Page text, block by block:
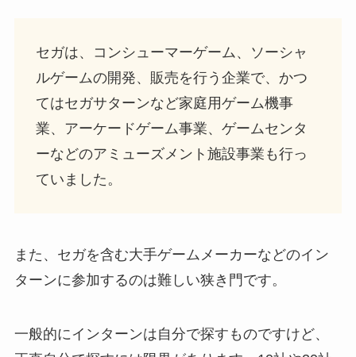
セガは、コンシューマーゲーム、ソーシャ
ルゲームの開発、販売を行う企業で、かつ
てはセガサターンなど家庭用ゲーム機事
業、アーケードゲーム事業、ゲームセンタ
ーなどのアミューズメント施設事業も行っ
ていました。
また、セガを含む大手ゲームメーカーなどのイン
ターンに参加するのは難しい狭き門です。
一般的にインターンは自分で探すものですけど、